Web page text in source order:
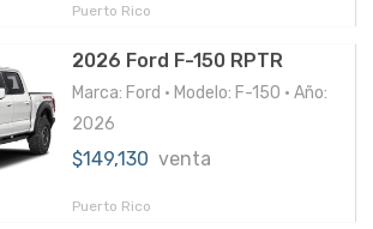
Puerto Rico
2026 Ford F-150 RPTR
Marca: Ford • Modelo: F-150 • Año:
2026
$149,130 venta
Puerto Rico